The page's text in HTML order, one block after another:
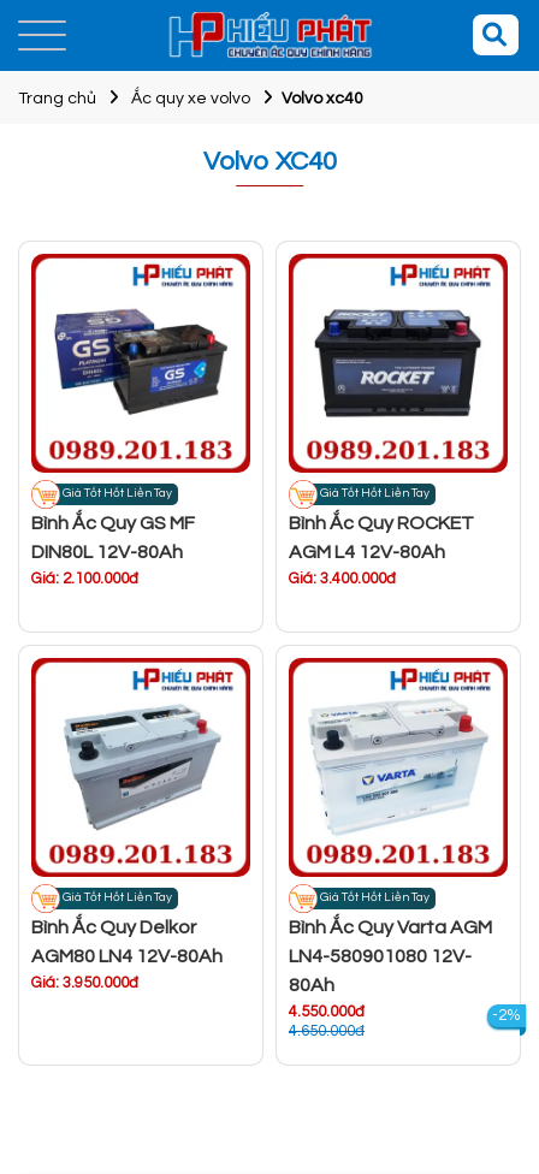
Trang chủ Ắc quy xe volvo Volvo xc40
Volvo XC40
Giá Tốt Hốt Liền Tay
Bình Ắc Quy GS MF
DIN80L 12V-80Ah
Giá: 2.100.000đ
Giá Tốt Hốt Liền Tay
Bình Ắc Quy ROCKET
AGM L4 12V-80Ah
Giá: 3.400.000đ
Giá Tốt Hốt Liền Tay
Bình Ắc Quy Delkor
AGM80 LN4 12V-80Ah
Giá: 3.950.000đ
Giá Tốt Hốt Liền Tay
Bình Ắc Quy Varta AGM
LN4-580901080 12V-
80Ah
4.550.000đ
4.650.000đ
-2%